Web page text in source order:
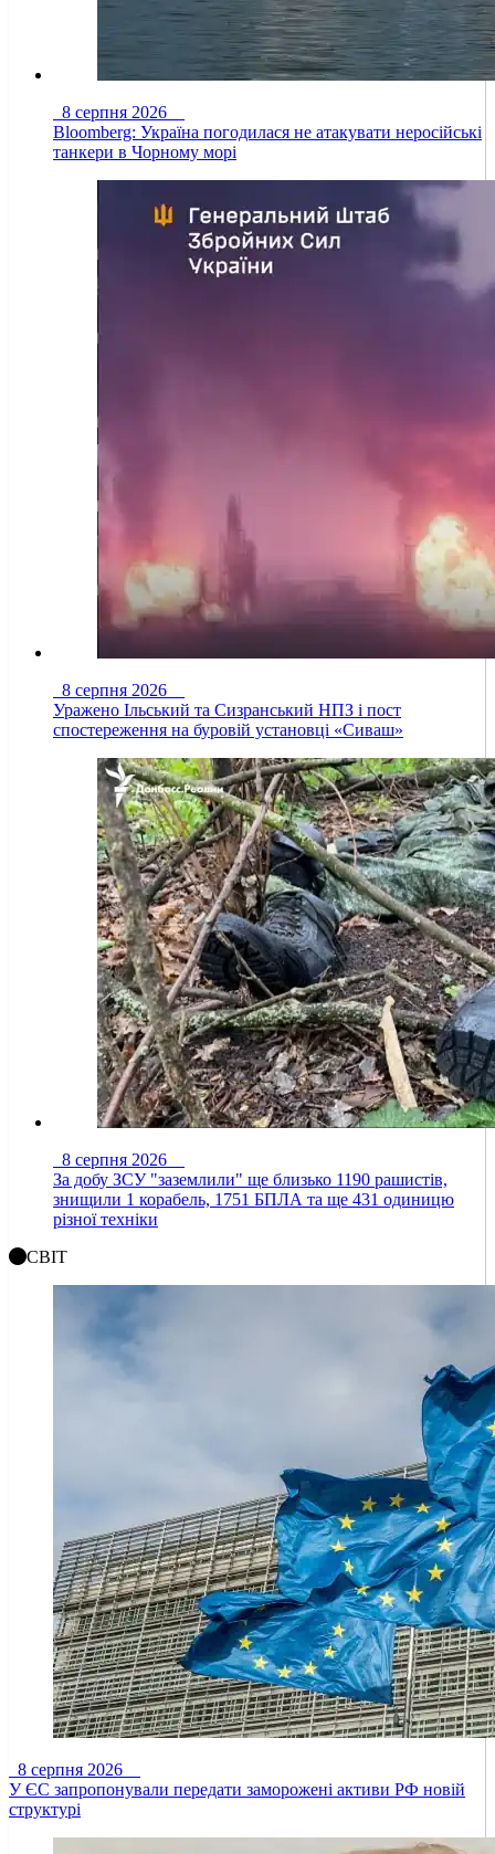
8 серпня 2026
Bloomberg: Україна погодилася не атакувати неросійські
танкери в Чорному морі
8 серпня 2026
Уражено Ільський та Сизранський НПЗ і пост
спостереження на буровій установці «Сиваш»
8 серпня 2026
За добу ЗСУ "заземлили" ще близько 1190 рашистів,
знищили 1 корабель, 1751 БПЛА та ще 431 одиницю
різної техніки
СВІТ
8 серпня 2026
У ЄС запропонували передати заморожені активи РФ новій
структурі